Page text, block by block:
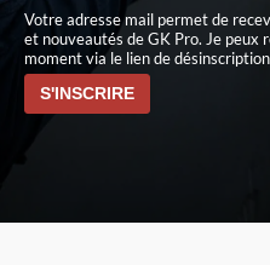
Votre adresse mail permet de
et nouveautés de GK Pro. Je
moment via le lien de